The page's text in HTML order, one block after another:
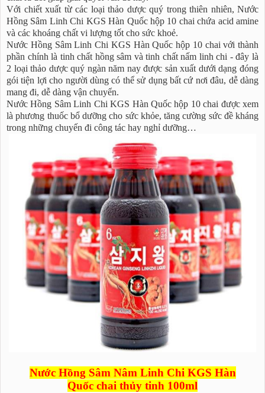
Với chiết xuất từ các loại thảo dược quý trong thiên nhiên, Nước
Hồng Sâm Linh Chi KGS Hàn Quốc hộp 10 chai chứa acid amine
và các khoáng chất vi lượng tốt cho sức khoẻ.
Nước Hồng Sâm Linh Chi KGS Hàn Quốc hộp 10 chai với thành
phần chính là tinh chất hồng sâm và tinh chất nấm linh chi - đây là
2 loại thảo dược quý ngàn năm nay được sản xuất dưới dạng đóng
gói tiện lợi cho người dùng có thể sử dụng bất cứ nơi đâu, dễ dàng
mang đi, dễ dàng vận chuyển.
Nước Hồng Sâm Linh Chi KGS Hàn Quốc hộp 10 chai được xem
là phương thuốc bổ dưỡng cho sức khỏe, tăng cường sức đề kháng
trong những chuyến đi công tác hay nghỉ dưỡng…
Nước Hồng Sâm Nâm Linh Chi KGS Hàn
Quốc chai thủy tinh 100ml